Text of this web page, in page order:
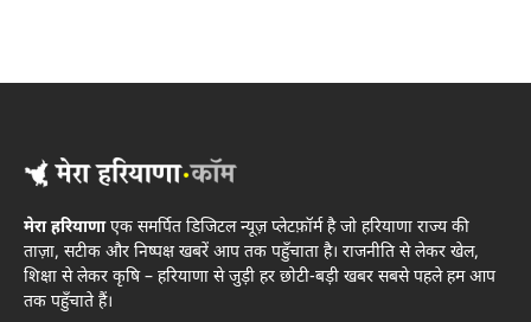
मेरा हरियाणाएक समर्पित डिजिटल न्यूज़ प्लेटफ़ॉर्म है जो हरियाणा राज्य की
ताज़ा, सटीक और निष्पक्ष खबरें आप तक पहुँचाता है। राजनीति से लेकर खेल,
शिक्षा से लेकर कृषि – हरियाणा से जुड़ी हर छोटी-बड़ी खबर सबसे पहले हम आप
तक पहुँचाते हैं।